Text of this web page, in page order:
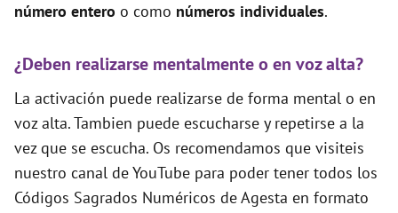
número entero o como números individuales.
¿Deben realizarse mentalmente o en voz alta?
La activación puede realizarse de forma mental o en
voz alta. Tambien puede escucharse y repetirse a la
vez que se escucha. Os recomendamos que visiteis
nuestro canal de YouTube para poder tener todos los
Códigos Sagrados Numéricos de Agesta en formato